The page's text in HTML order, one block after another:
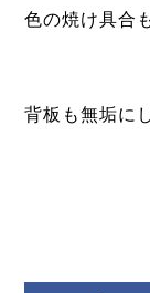
色の焼け具合
背板も無垢に